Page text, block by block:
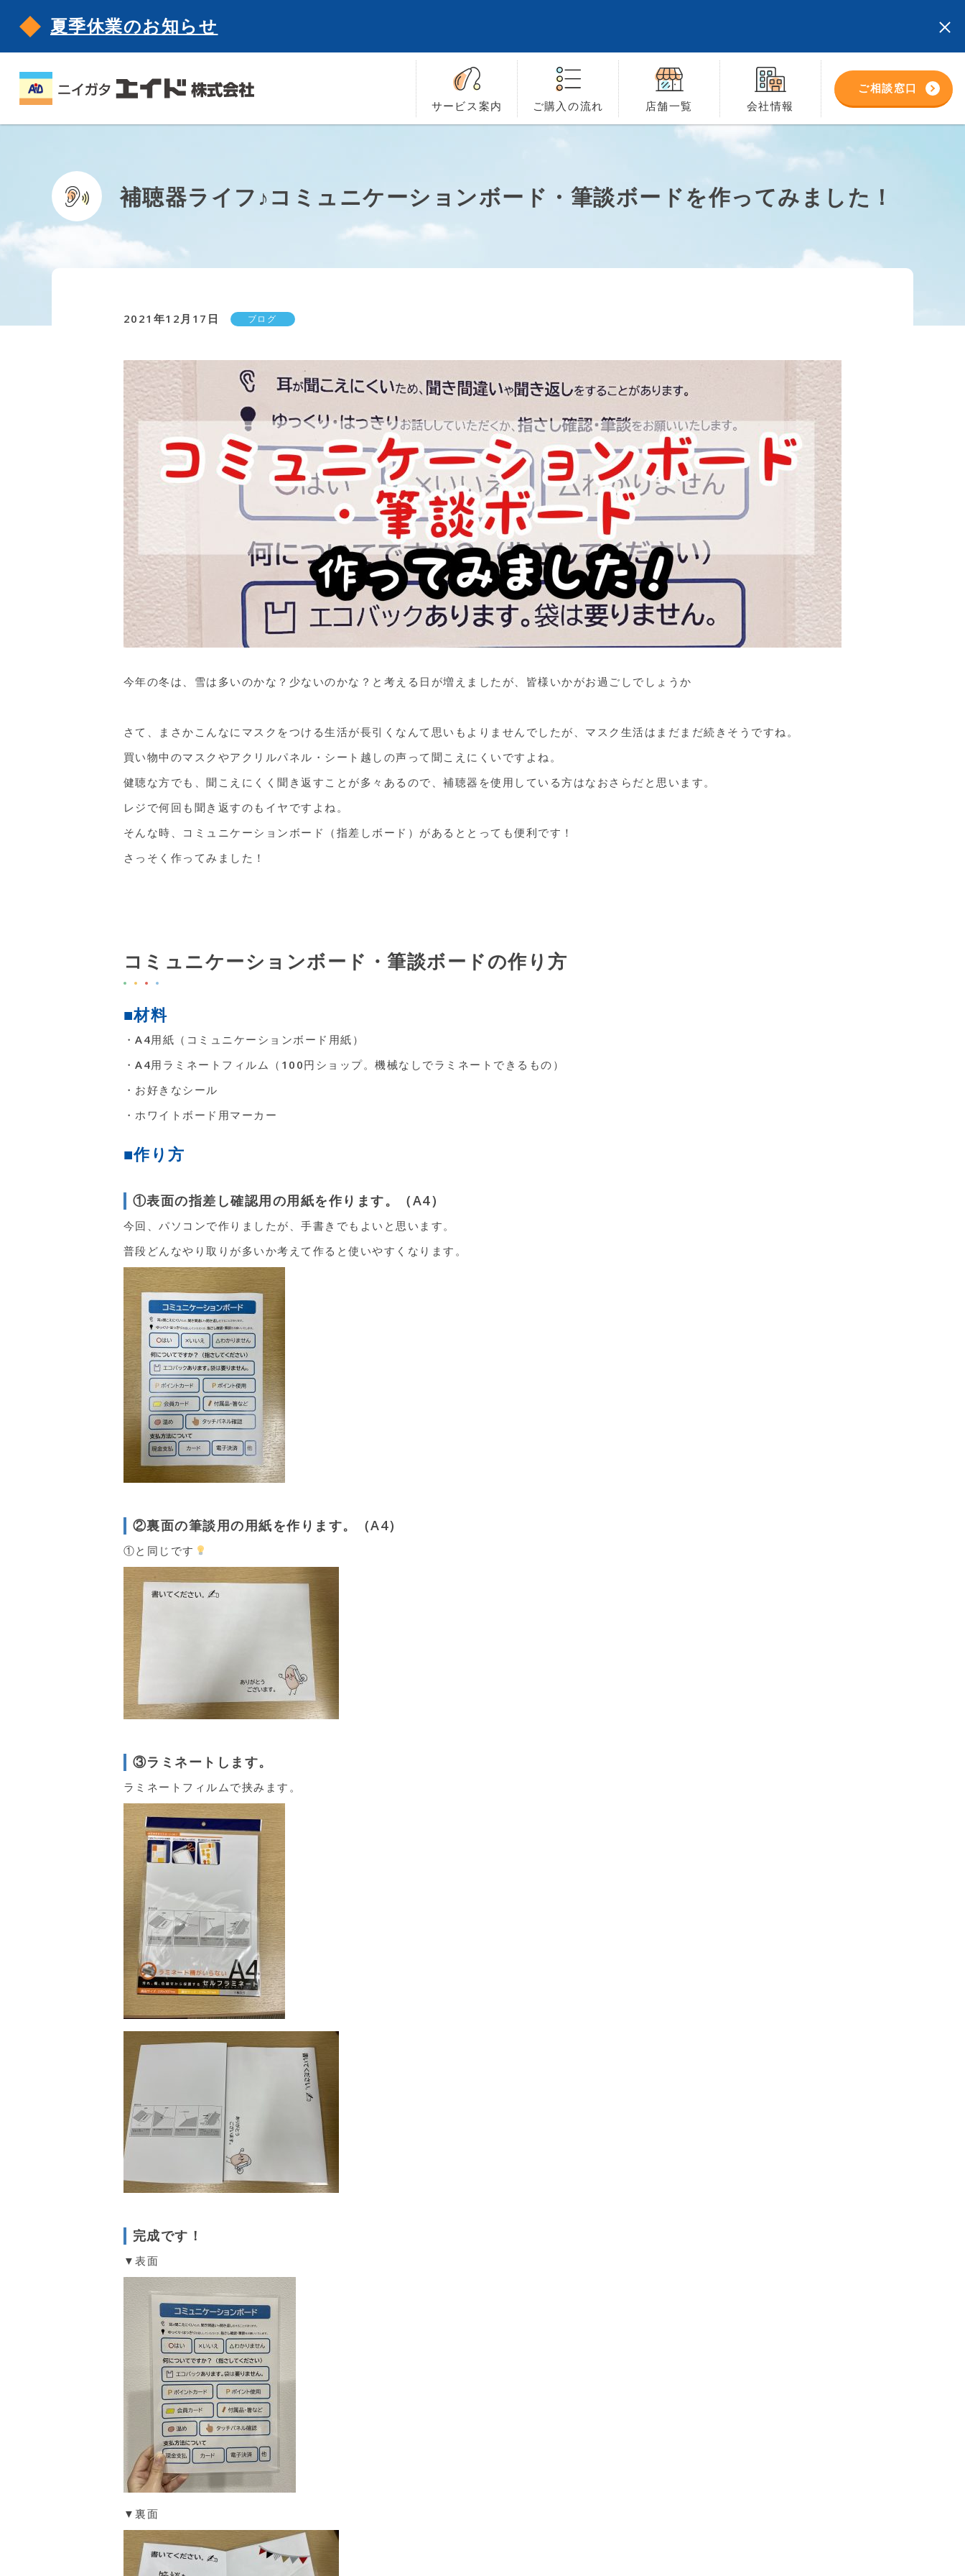
夏季休業のお知らせ
サービス 案内 ご購入の流れ 店舗一覧 会社情報
ご相談窓口
補聴器ライフ♪コミュニケーションボード・筆談ボードを作ってみました！
2021年12月17日 ブログ
今年の冬は、雪は多いのかな？少ないのかな？と考える日が増えましたが、皆様いかがお過ごしでしょうか
さて、まさかこんなにマスクをつける生活が長引くなんて思いもよりませんでしたが、マスク生活はまだまだ続きそうですね。
買い物中のマスクやアクリルパネル・シート越しの声って聞こえにくいですよね。
健聴な方でも、聞こえにくく聞き返すことが多々あるので、補聴器を使用している方はなおさらだと思います。
レジで何回も聞き返すのもイヤですよね。
そんな時、コミュニケーションボード（指差しボード）があるととっても便利です！
さっそく作ってみました！
コミュニケーションボード・筆談ボードの作り方
■材料
・A4用紙（コミュニケーションボード用紙）
・A4用ラミネートフィルム（100円ショップ。機械なしでラミネートできるもの）
・お好きなシール
・ホワイトボード用マーカー
■作り方
①表面の指差し確認用の用紙を作ります。（A4）
今回、パソコンで作りましたが、手書きでもよいと思います。
普段どんなやり取りが多いか考えて作ると使いやすくなります。
②裏面の筆談用の用紙を作ります。（A4）
①と同じです
③ラミネートします。
ラミネートフィルムで挟みます。
完成です！
▼表面
▼裏面